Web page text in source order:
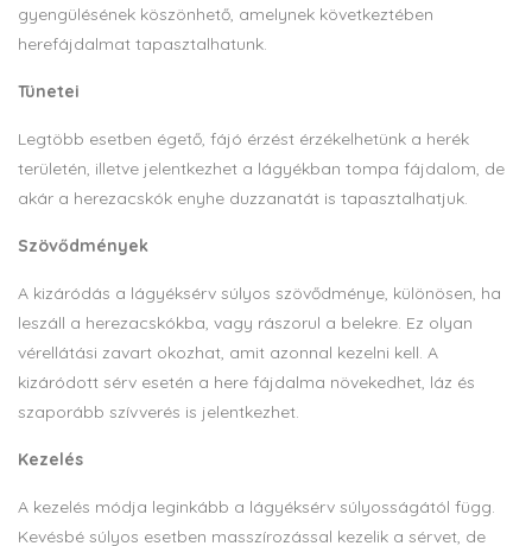
gyengülésének köszönhető, amelynek következtében
herefájdalmat tapasztalhatunk.
Tünetei
Legtöbb esetben égető, fájó érzést érzékelhetünk a herék
területén, illetve jelentkezhet a lágyékban tompa fájdalom, de
akár a herezacskók enyhe duzzanatát is tapasztalhatjuk.
Szövődmények
A kizáródás a lágyéksérv súlyos szövődménye, különösen, ha
leszáll a herezacskókba, vagy rászorul a belekre. Ez olyan
vérellátási zavart okozhat, amit azonnal kezelni kell. A
kizáródott sérv esetén a here fájdalma növekedhet, láz és
szaporább szívverés is jelentkezhet.
Kezelés
A kezelés módja leginkább a lágyéksérv súlyosságától függ.
Kevésbé súlyos esetben masszírozással kezelik a sérvet, de